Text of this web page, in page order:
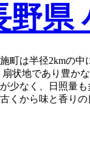
野県
町は半径2kmの
扇状地であり豊か
少なく、日照量
くから味と香りの